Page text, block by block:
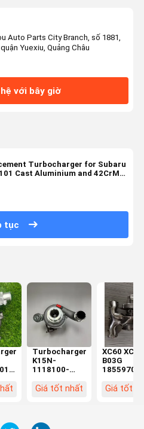
Auto Parts City Branch, số 1881,
Yuexiu, Quảng Châu
với bây giờ
Turbocharger for Subaru
Cast Aluminium and 42CrMo
tục
Turbocharger
K15N-
1118100-
6377580
YUCHAI Chất
Giá tốt nhất
XC60 XC90
B03G
cho Volvo
Giá tốt